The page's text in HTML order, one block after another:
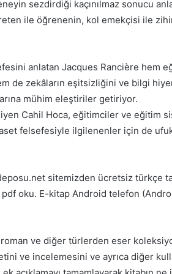
sezdirdiği kaçınılmaz sonucu
ile öğrenenin, kol emekçisi ile
anlatan Jacques Rancière hem
de zekâların eşitsizliğini ve bilgi
mühim eleştiriler getiriyor.
Cahil Hoca, eğitimciler ve eğitim
felsefesiyle ilgilenenler için de ufuk
sitemizden ücretsiz türkçe
oku. E-kitap Android telefon
ve diğer türlerden eser
ve incelemesini ve ayrıca diğer